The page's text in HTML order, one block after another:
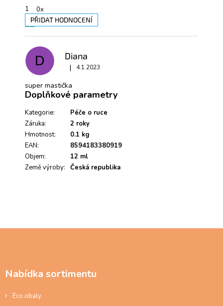
1
0x
PŘIDAT HODNOCENÍ
ý
p
i
s
h
o
d
o
c
e
í
D Diana
Hodnocení produktu je 5 z 5 hvězdiček.
| 4.1.2023
super mastička
Doplňkové parametry
Kategorie:
Péče o ruce
Záruka:
2 roky
Hmotnost:
0.1 kg
EAN:
8594183380919
Objem:
12 ml
Země výroby: Česká republika
Nabídka sortimentu
Eco obaly